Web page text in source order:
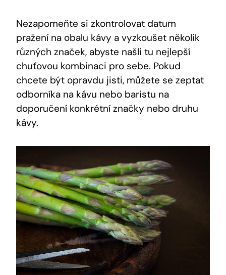
Nezapomeňte si zkontrolovat datum
pražení na obalu kávy a vyzkoušet několik
různých značek, abyste našli tu nejlepší
chuťovou kombinaci pro sebe. Pokud
chcete být opravdu jisti, můžete se zeptat
odborníka na kávu nebo baristu na
doporučení konkrétní značky nebo druhu
kávy.